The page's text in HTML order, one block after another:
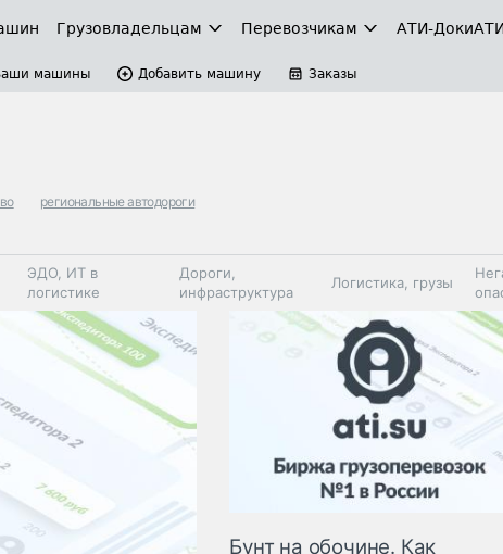
Грузовладельцам Перевозчикам АТИ-Доки
машины Добавить машину Заказы
региональные автодороги
ЭДО, ИТ в
логистике
Дороги,
инфраструктура
Логистика, грузы
Коммерческий
транспорт
Спецтехника
Автосервис,
запчасти, шины
Топливо,
автохимия
Бунт на обочине. Как